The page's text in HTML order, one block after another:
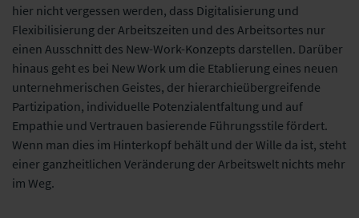
hier nicht vergessen werden, dass Digitalisierung und
Flexibilisierung der Arbeitszeiten und des Arbeitsortes nur
einen Ausschnitt des New-Work-Konzepts darstellen. Darüber
hinaus geht es bei New Work um die Etablierung eines neuen
unternehmerischen Geistes, der hierarchieübergreifende
Partizipation, individuelle Potenzialentfaltung und auf
Empathie und Vertrauen basierende Führungsstile fördert.
Wenn man dies im Hinterkopf behält und der Wille da ist, steht
einer ganzheitlichen Veränderung der Arbeitswelt nichts mehr
im Weg.